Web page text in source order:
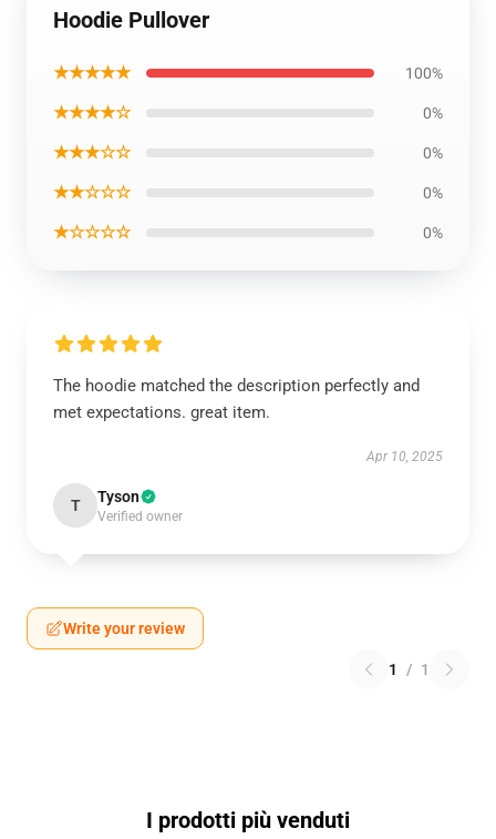
Hoodie Pullover
★★★★★ 100%
★★★★☆ 0%
★★★☆☆ 0%
★★☆☆☆ 0%
★☆☆☆☆ 0%
The hoodie matched the description perfectly and
met expectations. great item.
Apr 10, 2025
T Tyson
Verified owner
Write your review
1 / 1
I prodotti più venduti